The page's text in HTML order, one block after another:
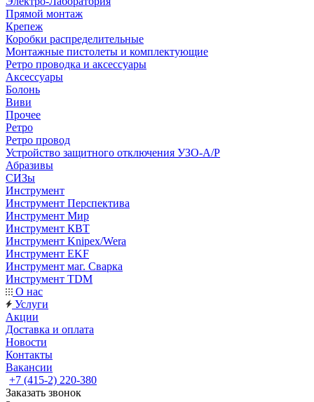
Прямой монтаж
Крепеж
Коробки распределительные
Монтажные пистолеты и комплектующие
Ретро проводка и аксессуары
Аксессуары
Болонь
Виви
Прочее
Ретро
Ретро провод
Устройство защитного отключения УЗО-А/Р
Абразивы
СИЗы
Инструмент
Инструмент Перспектива
Инструмент Мир
Инструмент КВТ
Инструмент Knipex/Wera
Инструмент EKF
Инструмент маг. Сварка
Инструмент TDM
О нас
Услуги
Акции
Доставка и оплата
Новости
Контакты
Вакансии
+7 (415-2) 220-380
Заказать звонок